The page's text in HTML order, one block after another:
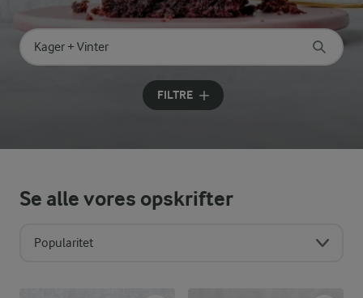
Søg på kategori
FILTRE
Se alle vores opskrifter
Popularitet